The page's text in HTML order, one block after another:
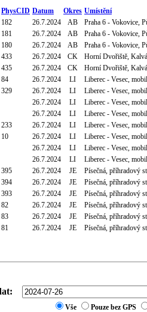
PhysCID Datum Okres Umístění
182 26.7.2024 AB Praha 6 - Vokovice,
181 26.7.2024 AB Praha 6 - Vokovice,
180 26.7.2024 AB Praha 6 - Vokovice,
433 26.7.2024 CK Horní Dvořiště,
435 26.7.2024 CK Horní Dvořiště,
84 26.7.2024 LI Liberec - Vesec,
329 26.7.2024 LI Liberec - Vesec,
26.7.2024 LI Liberec - Vesec,
26.7.2024 LI Liberec - Vesec,
233 26.7.2024 LI Liberec - Vesec,
10 26.7.2024 LI Liberec - Vesec,
26.7.2024 LI Liberec - Vesec,
26.7.2024 LI Liberec - Vesec,
395 26.7.2024 JE Písečná, příhradový
394 26.7.2024 JE Písečná, příhradový
393 26.7.2024 JE Písečná, příhradový
82 26.7.2024 JE Písečná, příhradový
83 26.7.2024 JE Písečná, příhradový
81 26.7.2024 JE Písečná, příhradový
Vše Pouze bez GPS